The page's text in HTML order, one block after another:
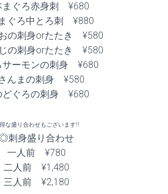
まぐろ赤身刺 ¥680
まぐろ中とろ刺 ¥880
おの刺身orたたき ¥580
じの刺身orたたき ¥580
サーモンの刺身 ¥680
さんまの刺身 ¥580
どぐろの刺身 ¥680
な盛り合わせもございます!!
刺身盛り合わせ
一人前 ¥780
二人前 ¥1,480
三人前 ¥2,180